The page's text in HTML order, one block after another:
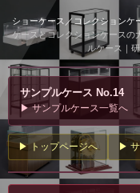
ショーケース／コレクションケ
ケースとコレクションケースの
ルケース｜
サンプルケース No.14
▶ サンプルケース一覧へ
▶ トップページへ ▶ サ